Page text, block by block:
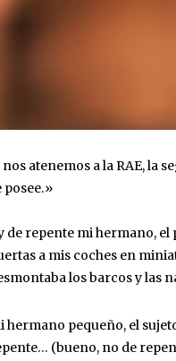
nos atenemos a la RAE, la
posee.»
de repente mi hermano, el
a mis coches en
los barcos y las
hermano pequeño, el
(bueno, no de